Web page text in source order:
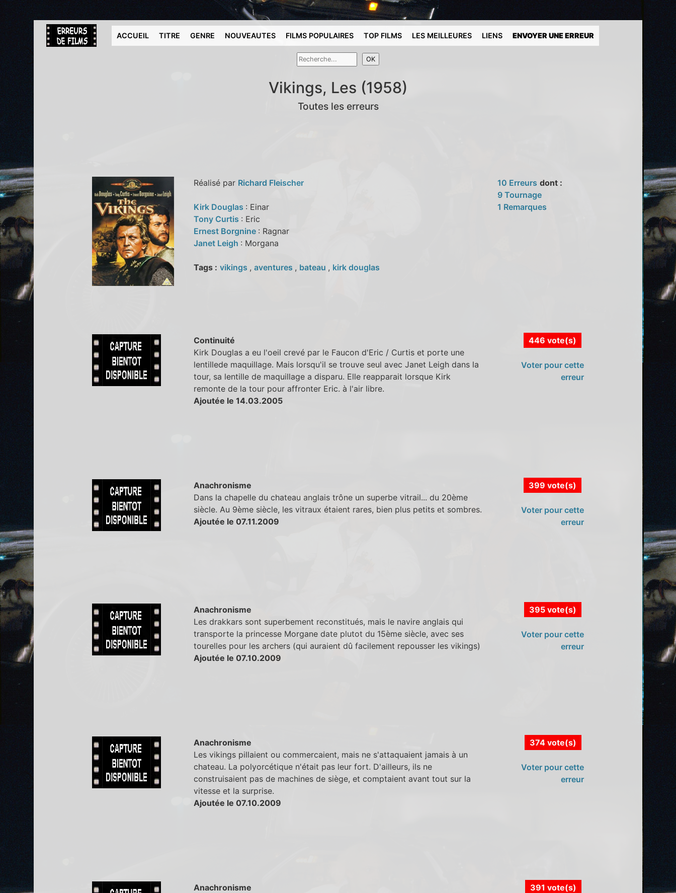
ACCUEIL TITRE GENRE NOUVEAUTES FILMS POPULAIRES TOP FILMS LES MEILLEURES LIENS ENVOYER UNE ERREUR
Vikings, Les (1958)
Toutes les erreurs
Réalisé par Richard Fleischer
Kirk Douglas : Einar
Tony Curtis : Eric
Ernest Borgnine : Ragnar
Janet Leigh : Morgana
Tags : vikings , aventures , bateau , kirk douglas
10 Erreurs dont :
9 Tournage
1 Remarques
Continuité
Kirk Douglas a eu l'oeil crevé par le Faucon d'Eric / Curtis et porte une
lentillede maquillage. Mais lorsqu'il se trouve seul avec Janet Leigh dans la
tour, sa lentille de maquillage a disparu. Elle reapparait lorsque Kirk
remonte de la tour pour affronter Eric. à l'air libre.
Ajoutée le 14.03.2005
446 vote(s)
Voter pour cette
erreur
Anachronisme
Dans la chapelle du chateau anglais trône un superbe vitrail... du 20ème
siècle. Au 9ème siècle, les vitraux étaient rares, bien plus petits et sombres.
Ajoutée le 07.11.2009
399 vote(s)
Voter pour cette
erreur
Anachronisme
Les drakkars sont superbement reconstitués, mais le navire anglais qui
transporte la princesse Morgane date plutot du 15ème siècle, avec ses
tourelles pour les archers (qui auraient dû facilement repousser les vikings)
Ajoutée le 07.10.2009
395 vote(s)
Voter pour cette
erreur
Anachronisme
Les vikings pillaient ou commercaient, mais ne s'attaquaient jamais à un
chateau. La polyorcétique n'était pas leur fort. D'ailleurs, ils ne
construisaient pas de machines de siège, et comptaient avant tout sur la
vitesse et la surprise.
Ajoutée le 07.10.2009
374 vote(s)
Voter pour cette
erreur
Anachronisme
391 vote(s)